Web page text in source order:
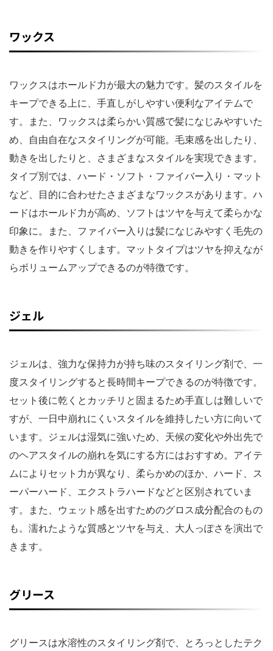
ワックス
ワックスはホールド力が最大の魅力です。髪のスタイルを
キープできる上に、手直しがしやすい便利なアイテムで
す。また、ワックスは柔らかい質感で髪になじみやすいた
め、自由自在なスタイリングが可能。毛束感を出したり、
動きを出したりと、さまざまなスタイルを実現できます。
タイプ別では、ハード・ソフト・ファイバー入り・マット
など、目的に合わせたさまざまなワックスがあります。ハ
ードはホールド力が高め、ソフトはツヤを与えて柔らかな
印象に。また、ファイバー入りは髪になじみやすく毛先の
動きを作りやすくします。マットタイプはツヤを抑えなが
らボリュームアップできるのが特徴です。
ジェル
ジェルは、強力な保持力が持ち味のスタイリング剤で、一
度スタイリングすると長時間キープできるのが特徴です。
セット後に乾くとカッチリと固まるため手直しは難しいで
すが、一日中崩れにくいスタイルを維持したい方に向いて
います。ジェルは湿気に強いため、天候の変化や外出先で
のヘアスタイルの崩れを気にする方にはおすすめ。アイテ
ムによりセット力が異なり、柔らかめのほか、ハード、ス
ーパーハード、エクストラハードなどと区別されていま
す。また、ウェット感を出すためのグロス成分配合のもの
も。濡れたような質感とツヤを与え、大人っぽさを演出で
きます。
グリース
グリースは水溶性のスタイリング剤で、とろっとしたテク